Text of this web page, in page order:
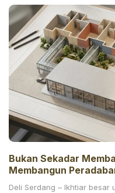
Bukan Sekadar
Membangun
Resmi Dimulai
Deli Serdang – Ikhtiar besar